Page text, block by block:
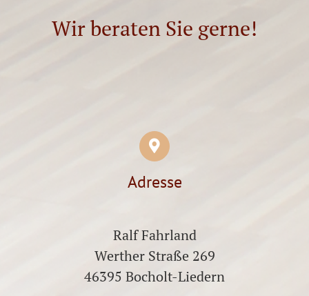
Wir beraten Sie gerne!
Adresse
Ralf Fahrland
Werther Straße 269
46395 Bocholt-Liedern